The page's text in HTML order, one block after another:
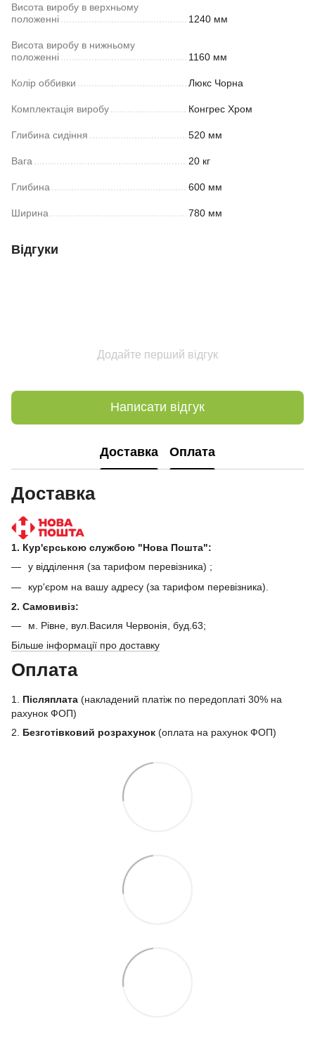
Висота виробу в верхньому
положенні
1240 мм
Висота виробу в нижньому
положенні
1160 мм
Колір оббивки Люкс Чорна
Комплектація виробу Конгрес Хром
Глибина сидіння 520 мм
Вага 20 кг
Глибина 600 мм
Ширина 780 мм
Відгуки
Додайте перший відгук
Написати відгук
Доставка Оплата
Доставка
1. Кур'єрською службою "Нова Пошта":
у відділення (за тарифом перевізника) ;
кур'єром на вашу адресу (за тарифом перевізника).
2. Самовивіз:
м. Рівне, вул.Василя Червонія, буд.63;
Більше інформації про доставку
Оплата
1. Післяплата (накладений платіж по передоплаті 30% на
рахунок ФОП)
2. Безготівковий розрахунок (оплата на рахунок ФОП)